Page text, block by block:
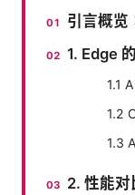
引言概览
1. Edge
1.1
1.2
1.3
2. 性能